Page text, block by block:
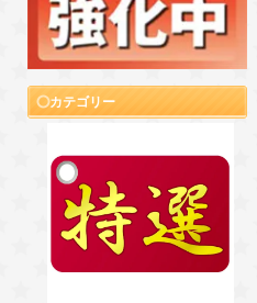
カテゴリー